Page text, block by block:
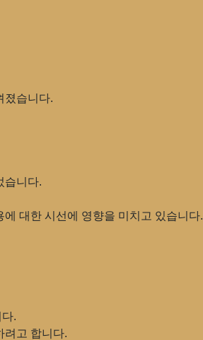
졌습니다.
습니다.
대한 시선에 영향을 미치고 있습니다.
.
려고 합니다.